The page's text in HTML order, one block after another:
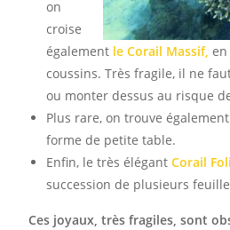
on
croise
également le Corail Massif, en
coussins. Très fragile, il ne
ou monter dessus au risque
Plus rare, on trouve également
forme de petite table.
Enfin, le très élégant Corail
succession de plusieurs
Ces joyaux, très fragiles, sont